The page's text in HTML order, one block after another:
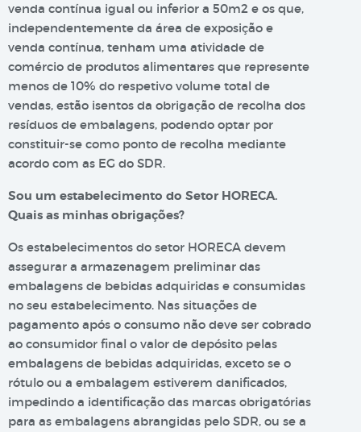
venda contínua igual ou inferior a 50m2 e os que,
independentemente da área de exposição e
venda contínua, tenham uma atividade de
comércio de produtos alimentares que represente
menos de 10% do respetivo volume total de
vendas, estão isentos da obrigação de recolha dos
resíduos de embalagens, podendo optar por
constituir-se como ponto de recolha mediante
acordo com as EG do SDR.
Sou um estabelecimento do Setor HORECA.
Quais as minhas obrigações?
Os estabelecimentos do setor HORECA devem
assegurar a armazenagem preliminar das
embalagens de bebidas adquiridas e consumidas
no seu estabelecimento. Nas situações de
pagamento após o consumo não deve ser cobrado
ao consumidor final o valor de depósito pelas
embalagens de bebidas adquiridas, exceto se o
rótulo ou a embalagem estiverem danificados,
impedindo a identificação das marcas obrigatórias
para as embalagens abrangidas pelo SDR, ou se a